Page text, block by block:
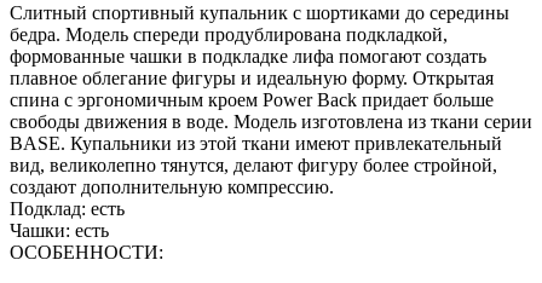
Слитный спортивный купальник с шортиками до середины
бедра. Модель спереди продублирована подкладкой,
формованные чашки в подкладке лифа помогают создать
плавное облегание фигуры и идеальную форму. Открытая
спина с эргономичным кроем Power Back придает больше
свободы движения в воде. Модель изготовлена из ткани серии
BASE. Купальники из этой ткани имеют привлекательный
вид, великолепно тянутся, делают фигуру более стройной,
создают дополнительную компрессию.
Подклад: есть
Чашки: есть
ОСОБЕННОСТИ: